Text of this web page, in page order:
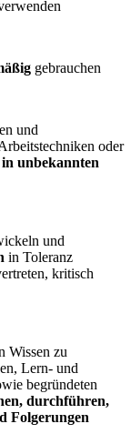
gebrauchen
und
oder
in unbekannten
und
in Toleranz
kritisch
Wissen zu
Lern- und
begründeten
durchführen,
Folgerungen